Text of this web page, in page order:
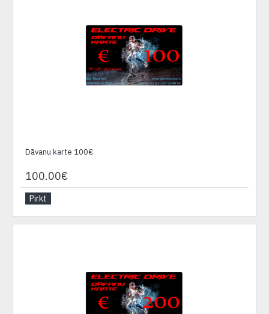
Dāvanu karte 100€
100.00€
Pirkt